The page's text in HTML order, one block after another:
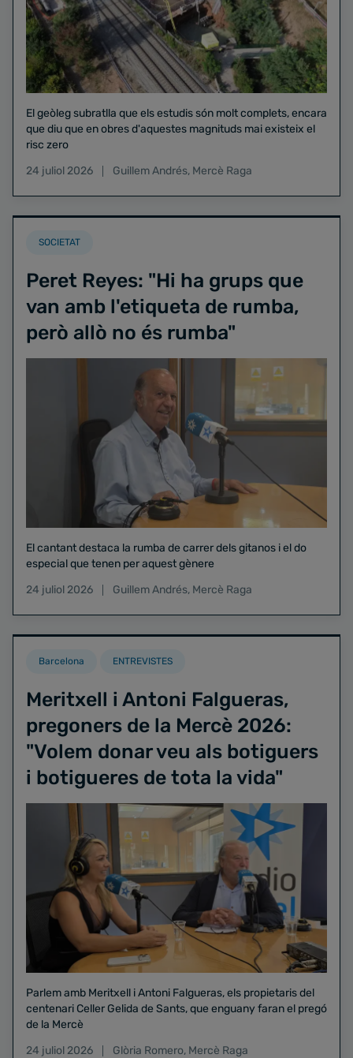
El geòleg subratlla que els estudis són molt complets, encara
que diu que en obres d'aquestes magnituds mai existeix el
risc zero
24 juliol 2026
Guillem Andrés, Mercè Raga
SOCIETAT
Peret Reyes: "Hi ha grups que
van amb l'etiqueta de rumba,
però allò no és rumba"
El cantant destaca la rumba de carrer dels gitanos i el do
especial que tenen per aquest gènere
24 juliol 2026
Guillem Andrés, Mercè Raga
Barcelona ENTREVISTES
Meritxell i Antoni Falgueras,
pregoners de la Mercè 2026:
"Volem donar veu als botiguers
i botigueres de tota la vida"
Parlem amb Meritxell i Antoni Falgueras, els propietaris del
centenari Celler Gelida de Sants, que enguany faran el pregó
de la Mercè
24 juliol 2026
Glòria Romero, Mercè Raga